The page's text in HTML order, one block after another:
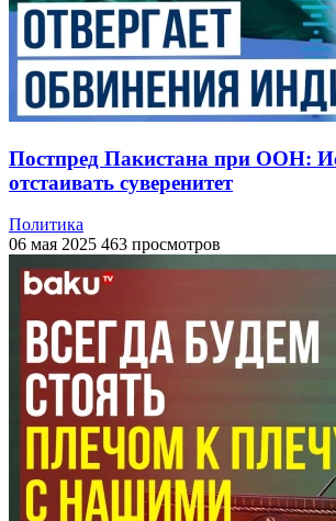
Постпред Пакистана при ООН:
отстаивать суверенитет
Политика
06 мая 2025 463 просмотров